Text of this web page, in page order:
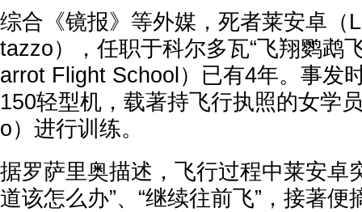
综合《镜报》等外媒，死者莱安卓（
tazzo），任职于科尔多瓦“飞翔鹦鹉
arrot Flight School）已有4年。事发
150轻型机，载著持飞行执照的女学
o）进行训练。
据罗萨里奥描述，飞行过程中莱安卓
道该怎么办”、“继续往前飞”，接著